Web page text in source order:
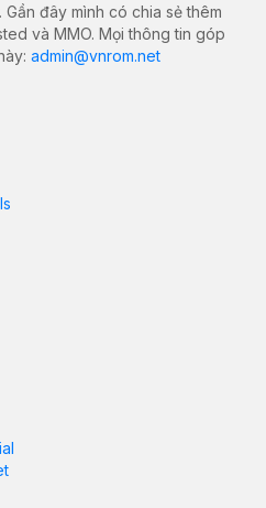
đây mình có chia sẻ thêm
và MMO. Mọi thông tin góp
admin@vnrom.net